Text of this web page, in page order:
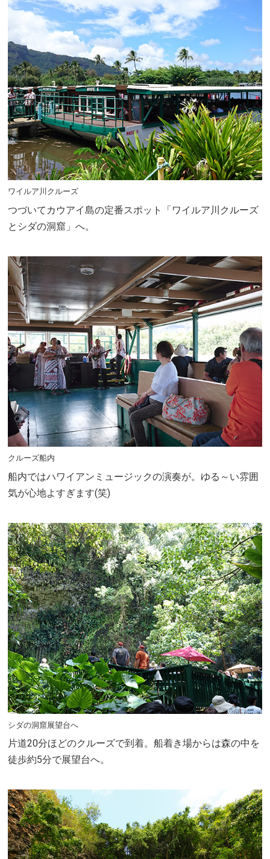
ワイルア川クルーズ
つづいてカウアイ島の定番スポット「ワイルア川クルーズ
とシダの洞窟」へ。
クルーズ船内
船内ではハワイアンミュージックの演奏が。ゆる～い雰囲
気が心地よすぎます(笑)
シダの洞窟展望台へ
片道20分ほどのクルーズで到着。船着き場からは森の中を
徒歩約5分で展望台へ。